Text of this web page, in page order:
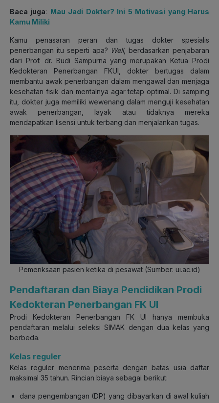
Baca juga: Mau Jadi Dokter? Ini 5 Motivasi yang Harus
Kamu Miliki
Kamu penasaran peran dan tugas dokter spesialis
penerbangan itu seperti apa? Well, berdasarkan penjabaran
dari Prof. dr. Budi Sampurna yang merupakan Ketua Prodi
Kedokteran Penerbangan FKUI, dokter bertugas dalam
membantu awak penerbangan dalam mengawal dan menjaga
kesehatan fisik dan mentalnya agar tetap optimal. Di samping
itu, dokter juga memiliki wewenang dalam menguji kesehatan
awak penerbangan, layak atau tidaknya mereka
mendapatkan lisensi untuk terbang dan menjalankan tugas.
Pemeriksaan pasien ketika di pesawat (Sumber: ui.ac.id)
Pendaftaran dan Biaya Pendidikan Prodi
Kedokteran Penerbangan FK UI
Prodi Kedokteran Penerbangan FK UI hanya membuka
pendaftaran melalui seleksi SIMAK dengan dua kelas yang
berbeda.
Kelas reguler
Kelas reguler menerima peserta dengan batas usia daftar
maksimal 35 tahun. Rincian biaya sebagai berikut:
dana pengembangan (DP) yang dibayarkan di awal kuliah